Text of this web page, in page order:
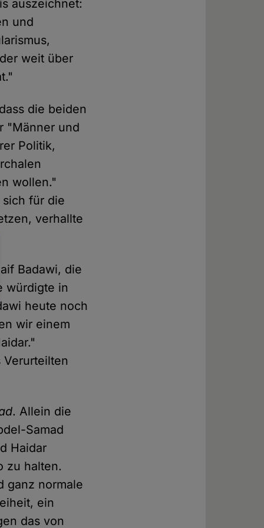
auszeichnet:
und
weit über
die beiden
"Männer und
Politik,
wollen."
für die
verhallte
Badawi, die
würdigte in
heute noch
wir einem
. Allein die
Samad
Haidar
zu halten.
ganz normale
ein
das von